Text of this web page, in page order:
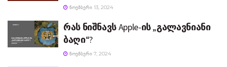
ᲜᲝᲔᲛᲑᲔᲠᲘ 13, 2024
რას ნიშნავს Apple-ის „გალავნიანი
ბაღი“?
ᲜᲝᲔᲛᲑᲔᲠᲘ 7, 2024